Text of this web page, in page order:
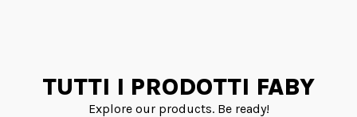
TUTTI I PRODOTTI FABY
Explore our products. Be ready!